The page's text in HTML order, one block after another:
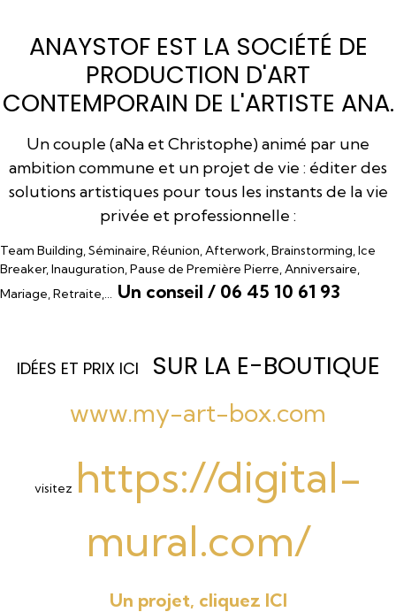
ANAYSTOF EST LA SOCIÉTÉ DE
PRODUCTION D'ART
CONTEMPORAIN DE L'ARTISTE ANA.
Un couple (aNa et Christophe) animé par une
ambition commune et un projet de vie : éditer des
solutions artistiques pour tous les instants de la vie
privée et professionnelle :
Team Building, Séminaire, Réunion, Afterwork, Brainstorming, Ice
Breaker, Inauguration, Pause de Première Pierre, Anniversaire,
Mariage, Retraite,… Un conseil / 06 45 10 61 93
IDÉES ET PRIX ICI SUR LA E-BOUTIQUE
www.my-art-box.com
visitez https://digital-
mural.com/
Un projet, cliquez ICI